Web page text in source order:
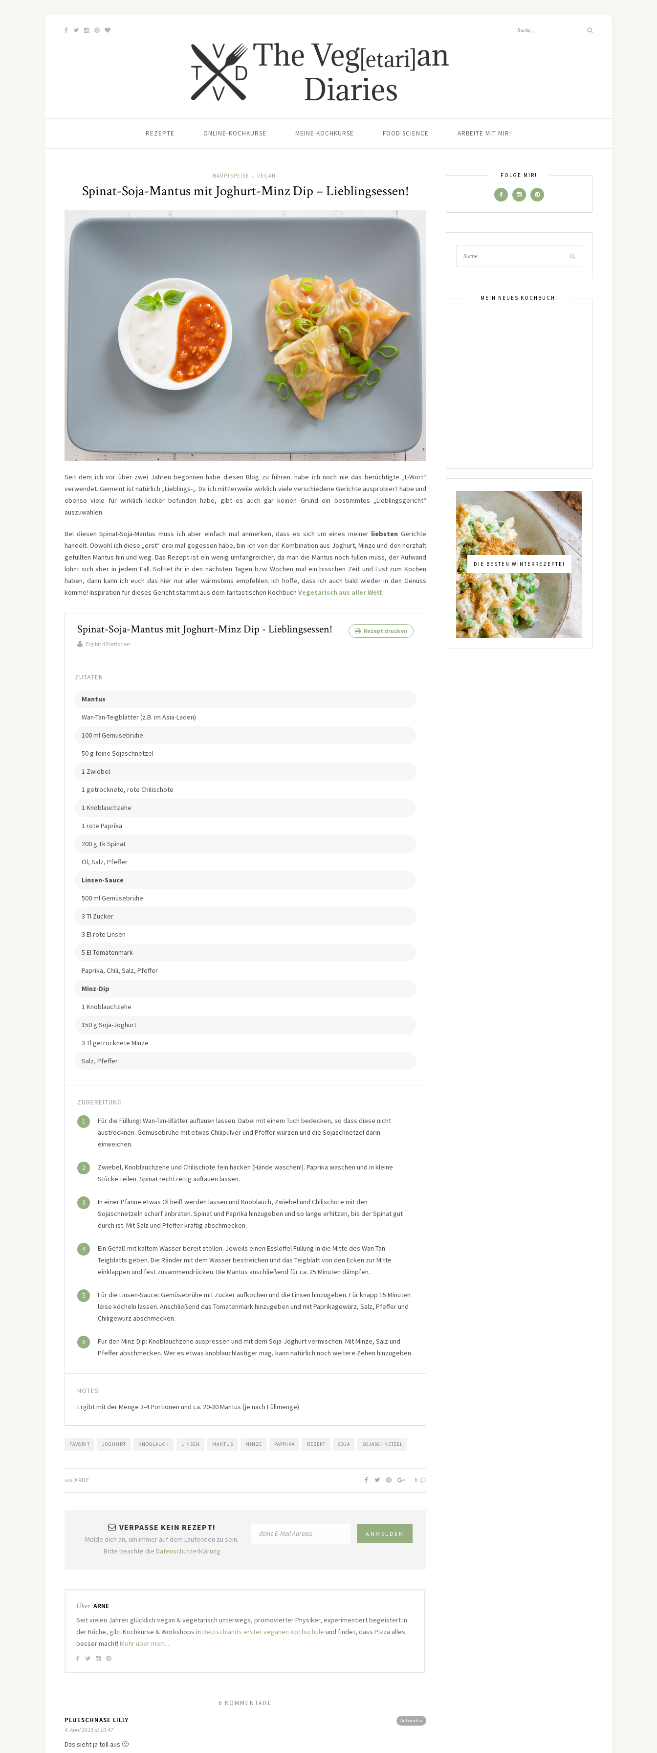
REZEPTE ONLINE-KOCHKURSE MEINE KOCHKURSE FOOD SCIENCE ARBEITE MIT MIR!
HAUPTSPEISE / VEGAN
Spinat-Soja-Mantus mit Joghurt-Minz Dip – Lieblingsessen!
Seit dem ich vor über zwei Jahren begonnen habe diesen Blog zu führen. habe ich noch nie das berüchtigte „L-Wort“
verwendet. Gemeint ist natürlich „Lieblings-„. Da ich mittlerweile wirklich viele verschiedene Gerichte ausprobiert habe und
ebenso viele für wirklich lecker befunden habe, gibt es auch gar keinen Grund ein bestimmtes „Lieblingsgericht“
auszuwählen.
Bei diesen Spinat-Soja-Mantus muss ich aber einfach mal anmerken, dass es sich um eines meiner liebsten Gerichte
handelt. Obwohl ich diese „erst“ drei mal gegessen habe, bin ich von der Kombination aus Joghurt, Minze und den herzhaft
gefüllten Mantus hin und weg. Das Rezept ist ein wenig umfangreicher, da man die Mantus noch füllen muss, der Aufwand
lohnt sich aber in jedem Fall. Solltet ihr in den nächsten Tagen bzw. Wochen mal ein bisschen Zeit und Lust zum Kochen
haben, dann kann ich euch das hier nur aller wärmstens empfehlen. Ich hoffe, dass ich auch bald wieder in den Genuss
komme! Inspiration für dieses Gericht stammt aus dem fantastischen Kochbuch Vegetarisch aus aller Welt.
Spinat-Soja-Mantus mit Joghurt-Minz Dip - Lieblingsessen!
Rezept drucken
Ergibt: 4 Portionen
ZUTATEN
Mantus
Wan-Tan-Teigblätter (z.B. im Asia-Laden)
100 ml Gemüsebrühe
50 g feine Sojaschnetzel
1 Zwiebel
1 getrocknete, rote Chilischote
1 Knoblauchzehe
1 rote Paprika
200 g Tk Spinat
Öl, Salz, Pfeffer
Linsen-Sauce
500 ml Gemüsebrühe
3 Tl Zucker
3 El rote Linsen
5 El Tomatenmark
Paprika, Chili, Salz, Pfeffer
Minz-Dip
1 Knoblauchzehe
150 g Soja-Joghurt
3 Tl getrocknete Minze
Salz, Pfeffer
ZUBEREITUNG
1
Für die Füllung: Wan-Tan-Blätter auftauen lassen. Dabei mit einem Tuch bedecken, so dass diese nicht
austrocknen. Gemüsebrühe mit etwas Chilipulver und Pfeffer würzen und die Sojaschnetzel darin
einweichen.
2
Zwiebel, Knoblauchzehe und Chilischote fein hacken (Hände waschen!). Paprika waschen und in kleine
Stücke teilen. Spinat rechtzeitig auftauen lassen.
3
In einer Pfanne etwas Öl heiß werden lassen und Knoblauch, Zwiebel und Chilischote mit den
Sojaschnetzeln scharf anbraten. Spinat und Paprika hinzugeben und so lange erhitzen, bis der Spinat gut
durch ist. Mit Salz und Pfeffer kräftig abschmecken.
4
Ein Gefäß mit kaltem Wasser bereit stellen. Jeweils einen Esslöffel Füllung in die Mitte des Wan-Tan-
Teigblatts geben. Die Ränder mit dem Wasser bestreichen und das Teigblatt von den Ecken zur Mitte
einklappen und fest zusammendrücken. Die Mantus anschließend für ca. 25 Minuten dämpfen.
5
Für die Linsen-Sauce: Gemüsebrühe mit Zucker aufkochen und die Linsen hinzugeben. Für knapp 15 Minuten
leise köcheln lassen. Anschließend das Tomatenmark hinzugeben und mit Paprikagewürz, Salz, Pfeffer und
Chiligewürz abschmecken.
6
Für den Minz-Dip: Knoblauchzehe auspressen und mit dem Soja-Joghurt vermischen. Mit Minze, Salz und
Pfeffer abschmecken. Wer es etwas knoblauchlastiger mag, kann natürlich noch weitere Zehen hinzugeben.
NOTES
Ergibt mit der Menge 3-4 Portionen und ca. 20-30 Mantus (je nach Füllmenge)
FAVORIT JOGHURT KNOBLAUCH LINSEN MANTUS MINZE PAPRIKA REZEPT SOJA SOJASCHNETZEL
von ARNE 6
VERPASSE KEIN REZEPT!
Melde dich an, um immer auf dem Laufenden zu sein.
Bitte beachte die Datenschutzerklärung
Über ARNE
Seit vielen Jahren glücklich vegan & vegetarisch unterwegs, promovierter Physiker, experimentiert begeistert in
der Küche, gibt Kochkurse & Workshops in Deutschlands erster veganen Kochschule und findet, dass Pizza alles
besser macht! Mehr über mich...
6 KOMMENTARE
Antworten
PLUESCHNASE LILLY
4. April 2013 at 10:47
Das sieht ja toll aus 🙂
FOLGE MIR!
MEIN NEUES KOCHBUCH!
DIE BESTEN WINTERREZEPTE!